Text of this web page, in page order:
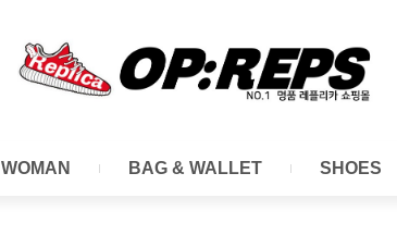
WOMAN BAG & WALLET SHOES